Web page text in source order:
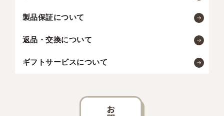
製品保証について
返品・交換について
ギフトサービスについて